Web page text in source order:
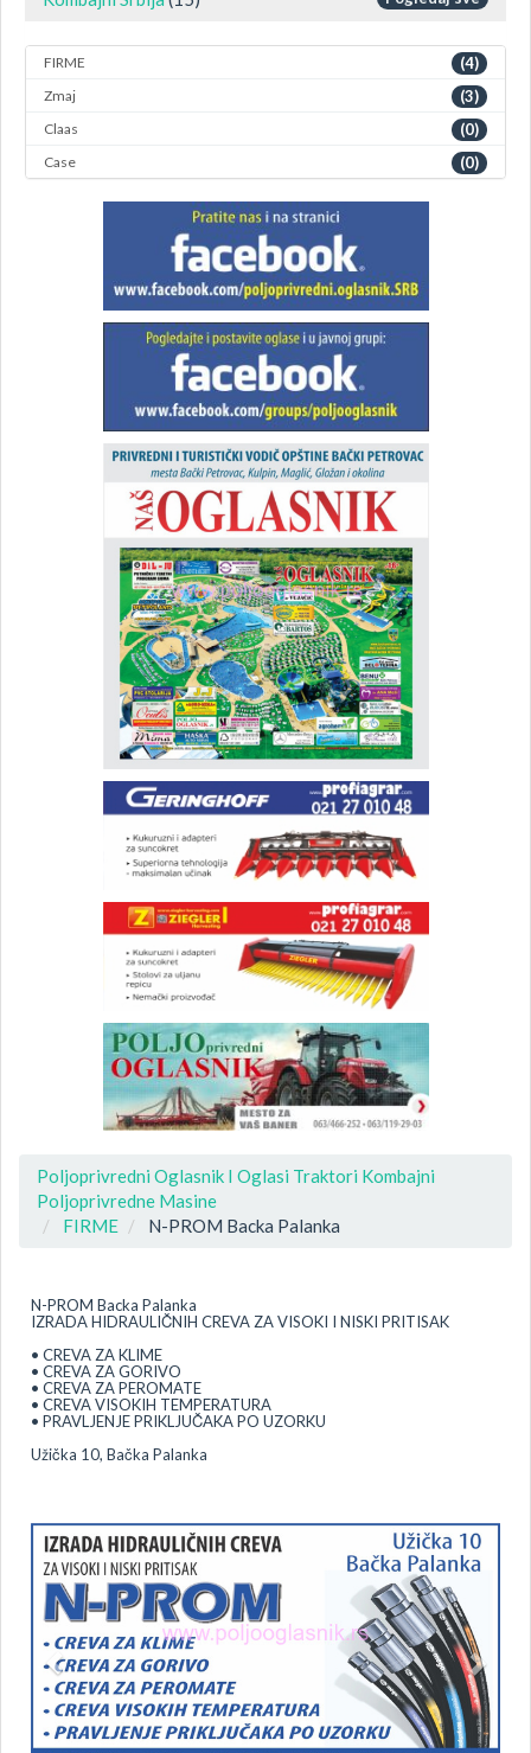
FIRME (4)
Zmaj (3)
Claas (0)
Case (0)
Poljoprivredni Oglasnik I Oglasi Traktori Kombajni
Poljoprivredne Masine
FIRME
N-PROM Backa Palanka
N-PROM Backa Palanka
IZRADA HIDRAULIČNIH CREVA ZA VISOKI I NISKI PRITISAK
• CREVA ZA KLIME
• CREVA ZA GORIVO
• CREVA ZA PEROMATE
• CREVA VISOKIH TEMPERATURA
• PRAVLJENJE PRIKLJUČAKA PO UZORKU
Užička 10, Bačka Palanka